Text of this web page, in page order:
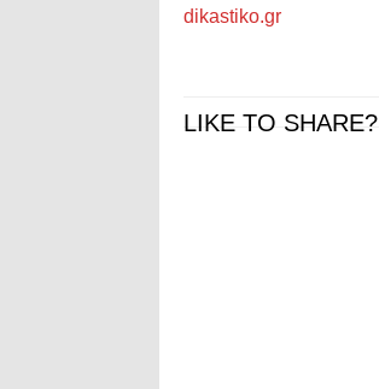
dikastiko.gr
LIKE TO SHARE?